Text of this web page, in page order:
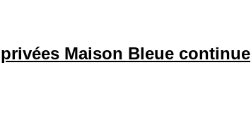
Maison Bleue continue